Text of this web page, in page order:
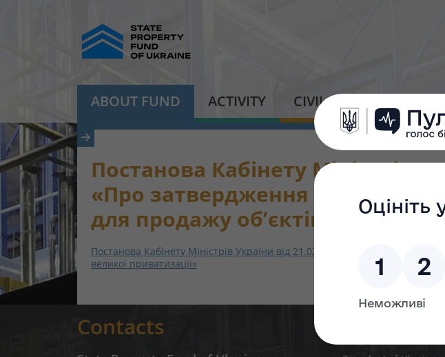
ABOUT FUND ACTIVITY CIVIL PLATFORM
Постанова Кабінету Міністрів
«Про затвердження Порядку
для продажу об’єктів великої
Постанова Кабінету Міністрів України від 21.02.2023 року № 183 «Про
великої приватизації»
Contacts